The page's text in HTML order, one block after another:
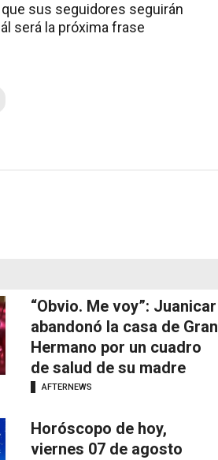
que sus seguidores seguirán
será la próxima frase
“Obvio. Me voy”: Juanicar
abandonó la casa de Gran
Hermano por un cuadro
de salud de su madre
AFTERNEWS
Horóscopo de hoy,
viernes 07 de agosto